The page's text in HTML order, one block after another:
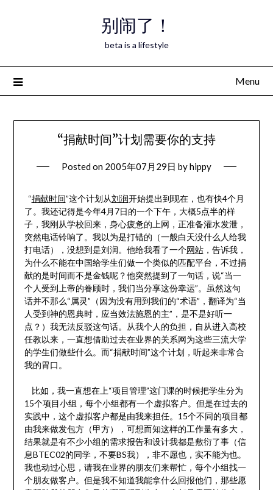
别闹了！
beta is a lifestyle
Menu
“捐献时间”计划需要你的支持
Posted on 2005年07月29日 byhippy
“捐献时间”这个计划从刘润开始提出到现在，也有快4个月
了。我还记得是今年4月7日的一个下午，大概5点半的样
子，我刚从学校回来，身心疲惫的上网，正准备灌水发泄，
突然电话铃响了。我以为是打错的（一般白天没什么人给我
打电话），没想到是刘润。他给我看了一个网站，告诉我，
为什么不能在中国给学生们做一个类似的匹配平台，不过捐
献的是时间而不是金钱呢？他突然提到了一句话，说“当一
个人受到上帝的眷顾时，我们当分享这份幸运”。虽然这句
话并不那么“属灵”（因为没有用到我们的“术语”，翻译为“当
人受到神的恩典时，应当效法施恩的主”，是不是好听一
点？）我无法反驳这句话。从我个人的负担，自从进入高校
任教以来，一直想借助过去在业界的关系网为这些三流大学
的学生们做些什么。而“捐献时间”这个计划，听起来非常合
我的胃口。
比如，我一直想在上“项目管理”这门课的时候把学生分为
15个项目小组，每个小组都有一个虚拟客户。但是在过去的
实践中，这个虚拟客户都是由我来担任。15个不同的项目都
由我来做发包方（甲方），可想而知这样的工作量有多大，
结果就是有不少小组的需求报告和设计我都是敷衍了事（信
息BTEC02的同学，不要BS我），非不愿也，实不能为也。
我也动过心思，请我在业界的朋友们来帮忙，每个小组找一
个朋友做客户。但是我不知道我能拿什么回报他们，那些愿